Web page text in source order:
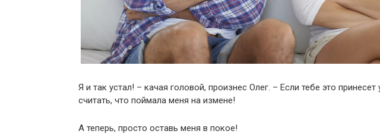
Я и так устал! – качая головой, произнес Олег. – Если тебе это
считать, что поймала меня на измене!
А теперь, просто оставь меня в покое!